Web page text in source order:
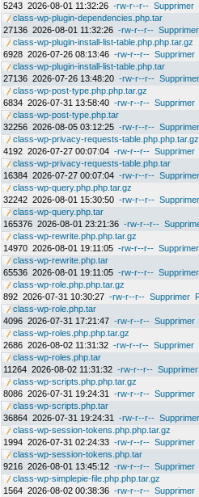
5243 2026-08-01 11:32:26 -rw-r--r-- Supprimer
class-wp-plugin-dependencies.php.tar
27136 2026-08-01 11:32:26 -rw-r--r-- Supprimer
class-wp-plugin-install-list-table.php.php.tar.gz
6928 2026-07-26 08:13:46 -rw-r--r-- Supprimer
class-wp-plugin-install-list-table.php.tar
27136 2026-07-26 13:48:20 -rw-r--r-- Supprimer
class-wp-post-type.php.php.tar.gz
6834 2026-07-31 13:58:40 -rw-r--r-- Supprimer
class-wp-post-type.php.tar
32256 2026-08-05 03:12:25 -rw-r--r-- Supprimer
class-wp-privacy-requests-table.php.php.tar.gz
4192 2026-07-27 00:07:04 -rw-r--r-- Supprimer
class-wp-privacy-requests-table.php.tar
16384 2026-07-27 00:07:04 -rw-r--r-- Supprimer
class-wp-query.php.php.tar.gz
32242 2026-08-01 15:30:50 -rw-r--r-- Supprimer
class-wp-query.php.tar
165376 2026-08-01 23:21:36 -rw-r--r--
class-wp-rewrite.php.php.tar.gz
14970 2026-08-01 19:11:05 -rw-r--r-- Supprimer
class-wp-rewrite.php.tar
65536 2026-08-01 19:11:05 -rw-r--r-- Supprimer
class-wp-role.php.php.tar.gz
892 2026-07-31 10:30:27 -rw-r--r-- Supprimer
class-wp-role.php.tar
4096 2026-07-31 17:21:47 -rw-r--r-- Supprimer
class-wp-roles.php.php.tar.gz
2686 2026-08-02 11:31:32 -rw-r--r-- Supprimer
class-wp-roles.php.tar
11264 2026-08-02 11:31:32 -rw-r--r-- Supprimer
class-wp-scripts.php.php.tar.gz
8086 2026-07-31 19:24:31 -rw-r--r-- Supprimer
class-wp-scripts.php.tar
36864 2026-07-31 19:24:31 -rw-r--r-- Supprimer
class-wp-session-tokens.php.php.tar.gz
1994 2026-07-31 02:24:33 -rw-r--r-- Supprimer
class-wp-session-tokens.php.tar
9216 2026-08-01 13:45:12 -rw-r--r-- Supprimer
class-wp-simplepie-file.php.php.tar.gz
1564 2026-08-02 00:38:36 -rw-r--r-- Supprimer